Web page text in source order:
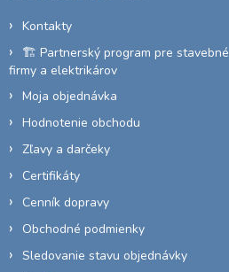
Kontakty
🏗️ Partnerský program pre stavebné
firmy a elektrikárov
Moja objednávka
Hodnotenie obchodu
Zľavy a darčeky
Certifikáty
Cenník dopravy
Obchodné podmienky
Sledovanie stavu objednávky